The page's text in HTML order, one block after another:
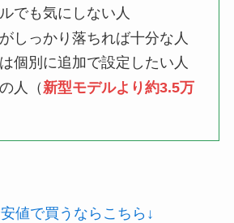
でも気にしない人
しっかり落ちれば十分な人
個別に追加で設定したい人
人（ 新型モデルより約3.5万
値で買うならこちら↓